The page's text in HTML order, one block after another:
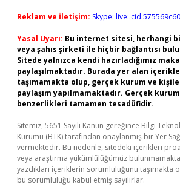
Reklam ve İletişim: Skype:
Yasal Uyarı: Bu internet sitesi, herhangi
veya şahıs şirketi ile hiçbir bağlantısı
Sitede yalnızca kendi hazırladığımız
paylaşılmaktadır. Burada yer alan
taşımamakta olup, gerçek kurum ve
paylaşım yapılmamaktadır. Gerçek
benzerlikleri tamamen tesadüfidir.
Sitemiz, 5651 Sayılı Kanun gereğince Bilgi
Kurumu (BTK) tarafından onaylanmış bir Yer
vermektedir. Bu nedenle, sitedeki içerikleri
veya araştırma yükümlülüğümüz
yazdıkları içeriklerin sorumluluğunu taşımakta
bu sorumluluğu kabul etmiş sayılırlar.